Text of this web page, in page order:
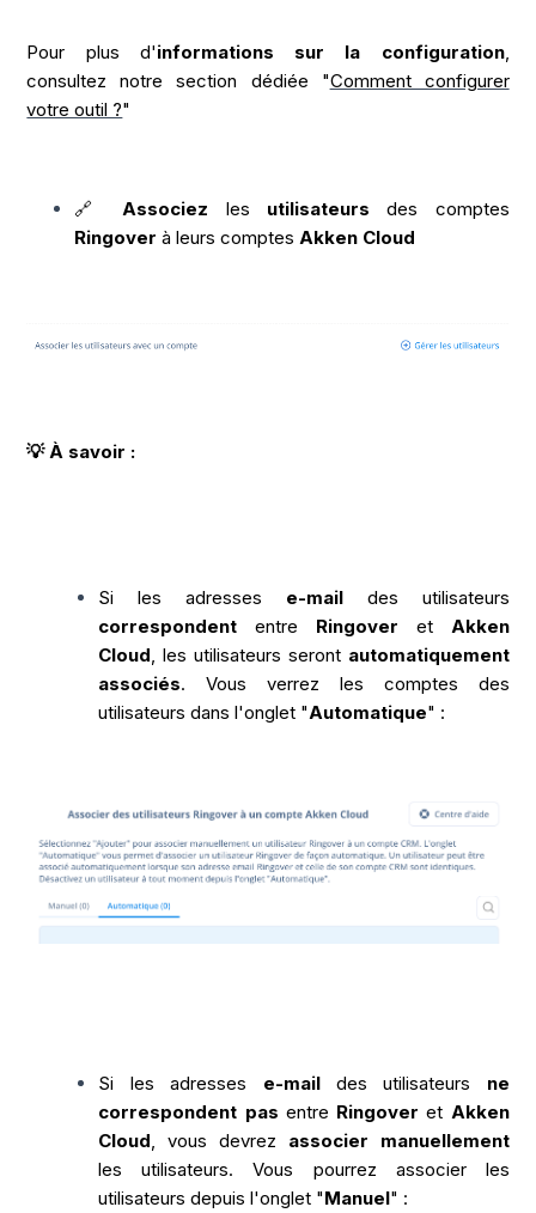
Pour plus d'informations sur la configuration,
consultez notre section dédiée "Comment configurer
votre outil ?"
🔗Associez les utilisateurs des comptes
Ringover à leurs comptesAkken Cloud
💡 À savoir :
Si les adresses e-maildes utilisateurs
correspondent entre Ringover et Akken
Cloud , les utilisateurs seront automatiquement
associés. Vous verrez les comptes des
utilisateurs dans l'onglet "Automatique" :
Si les adresses e-maildes utilisateurs ne
correspondent pas entre Ringover et Akken
Cloud, vous devrez associer manuellement
les utilisateurs. Vous pourrez associer les
utilisateurs depuis l'onglet "Manuel" :